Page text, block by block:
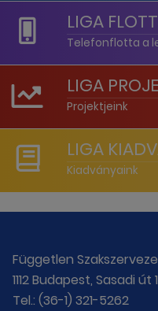
LIGA
Telefonflotta a
LIGA
Projektjeink
LIGA
Kiadványaink
Független
1112 Budapest, Sasadi út
Tel.: (36-1) 321-5262